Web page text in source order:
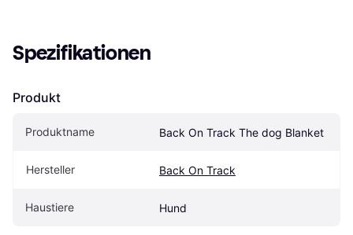
Spezifikationen
Produkt
Produktname Back On Track The dog Blanket
Hersteller Back On Track
Haustiere Hund